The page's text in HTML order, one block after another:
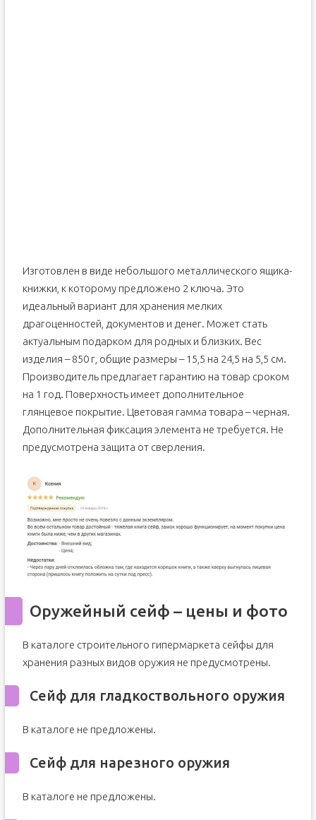
Изготовлен в виде небольшого металлического ящика-
книжки, к которому предложено 2 ключа. Это
идеальный вариант для хранения мелких
драгоценностей, документов и денег. Может стать
актуальным подарком для родных и близких. Вес
изделия – 850 г, общие размеры – 15,5 на 24,5 на 5,5 см.
Производитель предлагает гарантию на товар сроком
на 1 год. Поверхность имеет дополнительное
глянцевое покрытие. Цветовая гамма товара – черная.
Дополнительная фиксация элемента не требуется. Не
предусмотрена защита от сверления.
Оружейный сейф – цены и фото
В каталоге строительного гипермаркета сейфы для
хранения разных видов оружия не предусмотрены.
Сейф для гладкоствольного оружия
В каталоге не предложены.
Сейф для нарезного оружия
В каталоге не предложены.